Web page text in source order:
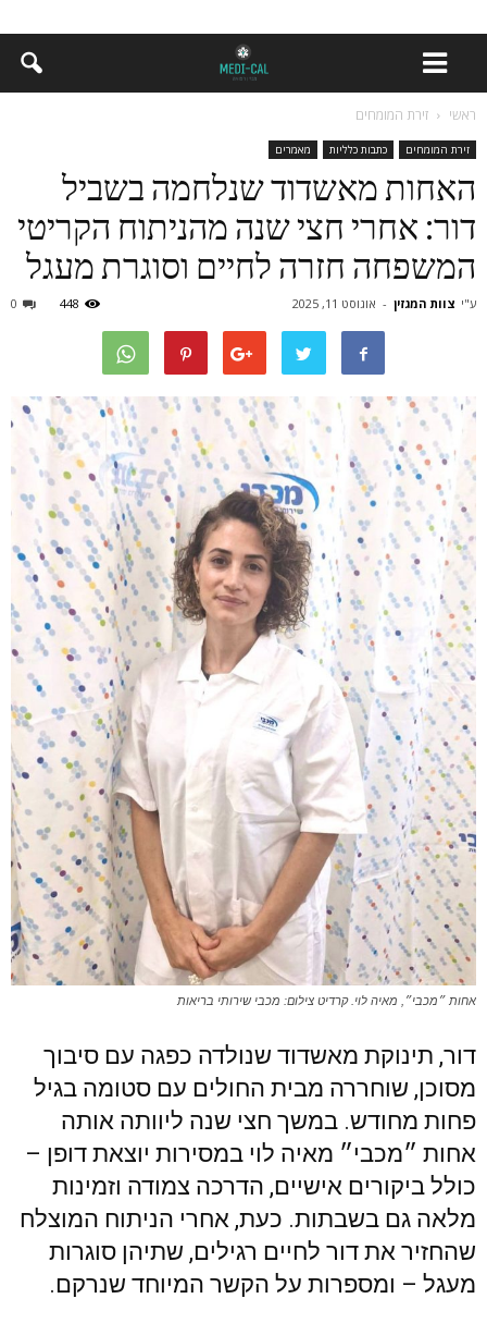
ראשי זירת המומחים
זירת המומחים כתבות כלליות מאמרים
האחות מאשדוד שנלחמה בשביל
דור: אחרי חצי שנה מהניתוח הקריטי
המשפחה חזרה לחיים וסוגרת מעגל
ע"י צוות המגזין - אוגוסט 11, 2025 0 448
אחות ״מכבי״, מאיה לוי. קרדיט צילום: מכבי שירותי בריאות
דור, תינוקת מאשדוד שנולדה כפגה עם סיבוך
מסוכן, שוחררה מבית החולים עם סטומה בגיל
פחות מחודש. במשך חצי שנה ליוותה אותה
אחות ״מכבי״ מאיה לוי במסירות יוצאת דופן –
כולל ביקורים אישיים, הדרכה צמודה וזמינות
מלאה גם בשבתות. כעת, אחרי הניתוח המוצלח
שהחזיר את דור לחיים רגילים, שתיהן סוגרות
מעגל – ומספרות על הקשר המיוחד שנרקם.